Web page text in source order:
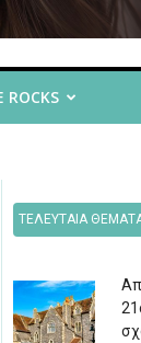
ROCKS
ΤΕΛΕΥΤΑΙΑ